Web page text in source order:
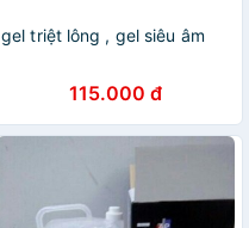
gel triệt lông , gel siêu âm
115.000 đ